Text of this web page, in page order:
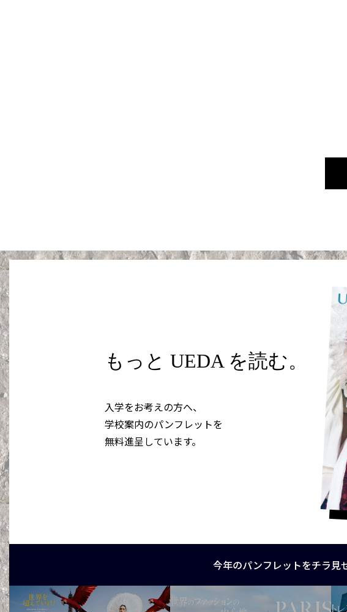
もっと UEDA を読む。
入学をお考えの方へ、
学校案内のパンフレットを
無料進呈しています。
今年のパンフレットをチラ見